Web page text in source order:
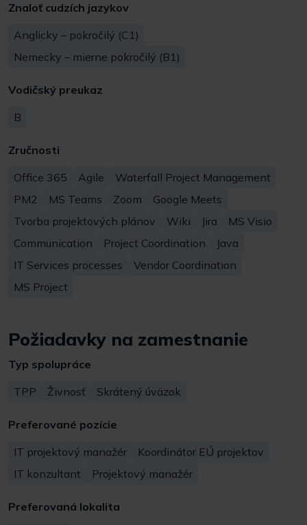
Znaloť cudzích jazykov
Anglicky – pokročilý (C1)
Nemecky – mierne pokročilý (B1)
Vodičský preukaz
B
Zručnosti
Office 365
Agile
Waterfall Project Management
PM2
MS Teams Zoom
Google Meets
Tvorba projektových plánov
Wiki Jira
MS Visio
Communication
Project Coordination
Java
IT Services processes
Vendor Coordination
MS Project
Požiadavky na zamestnanie
Typ spolupráce
TPP
Živnosť Skrátený úväzok
Preferované pozície
IT projektový manažér
Koordinátor EÚ projektov
IT konzultant
Projektový manažér
Preferovaná lokalita